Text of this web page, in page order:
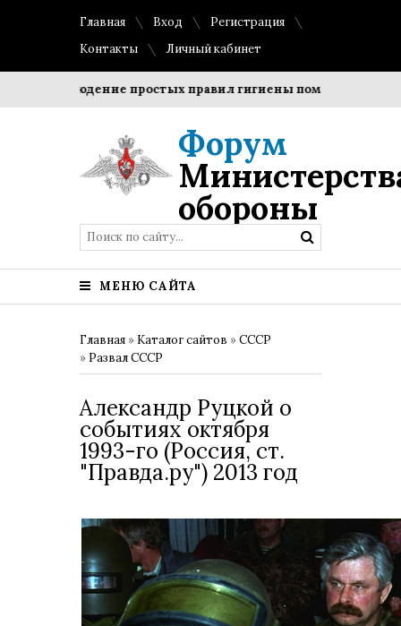
Главная Вход
Регистрация
Контакты
Личный кабинет
Соблюдение простых правил гигиены помогает
Форум
обороны
МЕНЮ САЙТА
Главная » Каталог сайтов »СССР
» Развал СССР
Александр Руцкой о
событиях октября
1993-го (Россия, ст.
"Правда.ру") 2013 год